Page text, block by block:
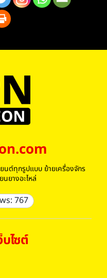
นต์ทุกรูปแบบ ย้ายเครื่องจักร
ยางอะไหล่
767
ไซต์